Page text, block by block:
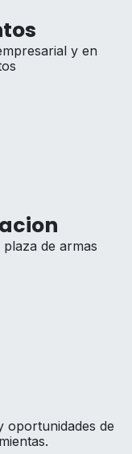
y en
de armas
oportunidades de